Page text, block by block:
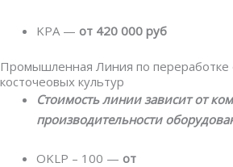
KPA — от 420 000 руб
Промышленная Линия по переработке
косточеовых культур
Стоимость линии зависит от
производительности
OKLP – 100 — от